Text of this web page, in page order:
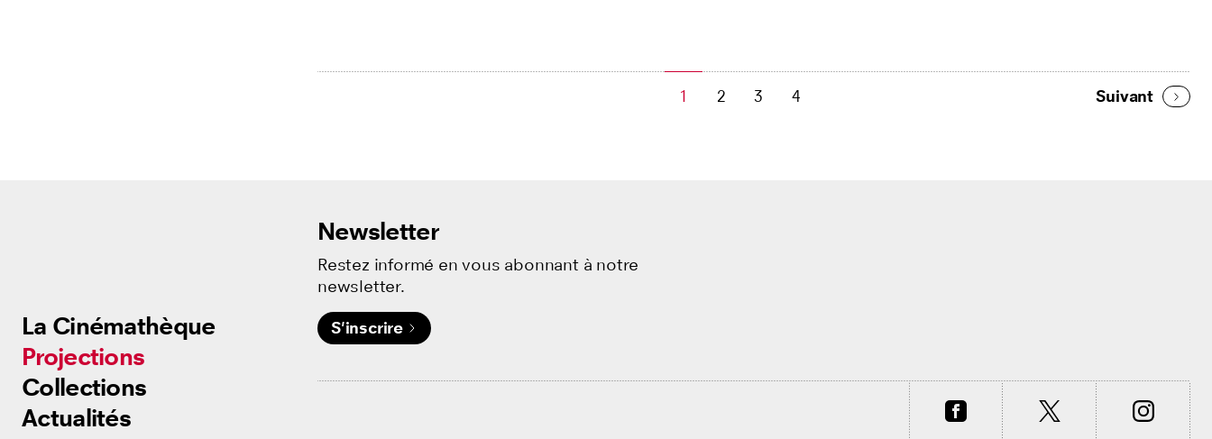
La Cinémathèque
Projections
Collections
Actualités
La Cinémathèque
Projections
Collections
Actualités
1 2 3 4 Suivant
Newsletter
Restez informé en vous abonnant à notre
newsletter.
S'inscrire